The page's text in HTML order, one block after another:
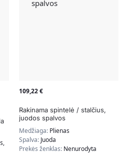
109,22€
Rakinama spintelė / stalčius,
juodos spalvos
Medžiaga: Plienas
Spalva: Juoda
Prekės ženklas: Nenurodyta